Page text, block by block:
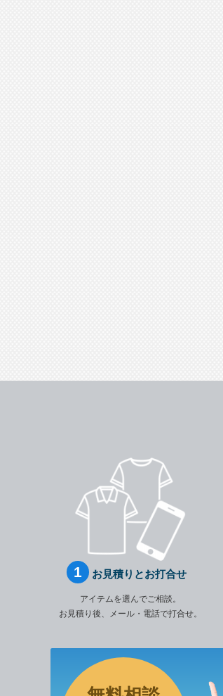
お見積りとお打合せ
アイテムを選んでご相談。
お見積り後、メール・電話で打合せ。